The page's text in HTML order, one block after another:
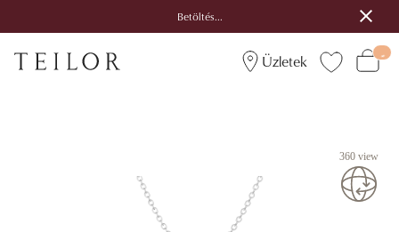
Betöltés...
Üzletek
360 view